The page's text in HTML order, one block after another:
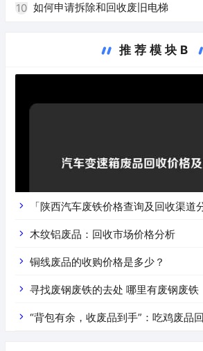
10 如何申请拆除和回收废旧电梯
推荐模块B
「陕西汽车废铁价格查询及回收渠道
价是什么
木纹铝废品：回收市场价格分析
铜线废品的收购价格是多少？
寻找废钢废铁的去处 哪里有废钢废铁
“背包有余，收废品到手”：吃鸡废品